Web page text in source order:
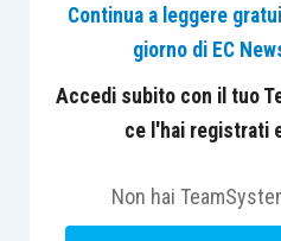
dando adeguata e
convincimento; in
uniformarsi alla seconda
limitarsi ad una adesione
ragioni per cui ritiene di
del primo consulente,
Continua a leggere
giorno di EC
Accedi subito con il tuo
ce l'hai registrati
Non hai